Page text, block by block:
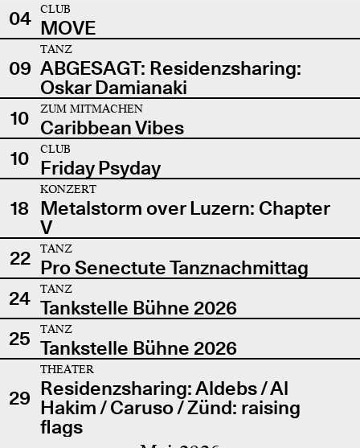
04
CLUB
MOVE
09
TANZ
ABGESAGT: Residenzsharing:
Oskar Damianaki
10
ZUM MITMACHEN
Caribbean Vibes
10
CLUB
Friday Psyday
18
KONZERT
Metalstorm over Luzern: Chapter
V
22
TANZ
Pro Senectute Tanznachmittag
24
TANZ
Tankstelle Bühne 2026
25
TANZ
Tankstelle Bühne 2026
29
THEATER
Residenzsharing: Aldebs / Al
Hakim / Caruso / Zünd: raising
flags